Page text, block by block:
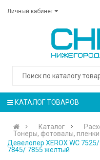
Личный кабинет
КАТАЛОГ ТОВАРОВ
Каталог
Тонеры, фотовалы, пленки
Девелопер XEROX WC
7845/ 7855 желтый